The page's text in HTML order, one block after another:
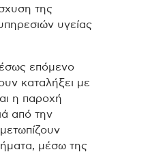
της
υγείας
επόμενο
καταλήξει με
η παροχή
από την
μέσω της